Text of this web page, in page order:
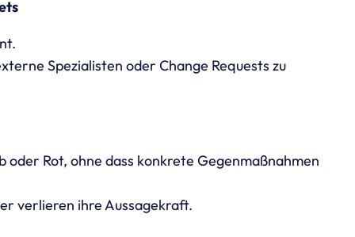
Spezialisten oder Change Requests zu
Rot, ohne dass konkrete Gegenmaßnahmen
verlieren ihre Aussagekraft.